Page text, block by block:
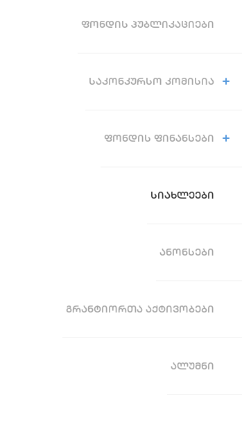
ᲤᲝᲜᲓᲘᲡ ᲞᲣᲑᲚᲘᲙᲐᲪᲘᲔᲑᲘ
ᲡᲐᲙᲝᲜᲙᲣᲠᲡᲝ ᲙᲝᲛᲘᲡᲘᲐ
ᲤᲝᲜᲓᲘᲡ ᲤᲘᲜᲐᲜᲡᲔᲑᲘ
ᲡᲘᲐᲮᲚᲔᲔᲑᲘ
ᲐᲜᲝᲜᲡᲔᲑᲘ
ᲒᲠᲐᲜᲢᲘᲝᲠᲗᲐ ᲐᲥᲢᲘᲕᲝᲑᲔᲑᲘ
ᲐᲚᲣᲛᲜᲘ